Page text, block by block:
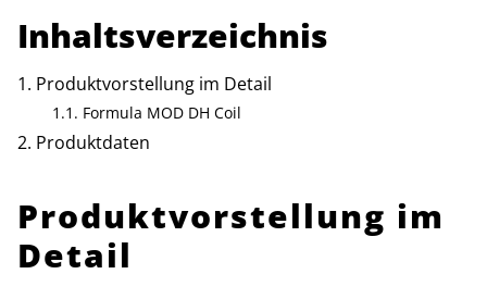
Inhaltsverzeichnis
Produktvorstellung im Detail
Formula MOD DH Coil
Produktdaten
Produktvorstellung im
Detail